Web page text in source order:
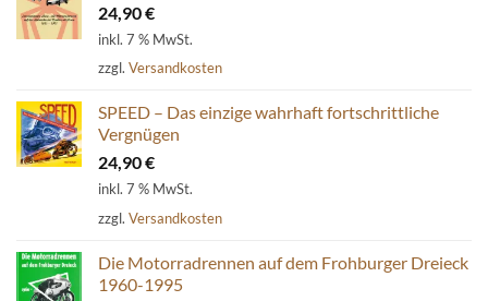
24,90€
inkl. 7 % MwSt.
zzgl. Versandkosten
SPEED – Das einzige wahrhaft fortschrittliche
Vergnügen
24,90€
inkl. 7 % MwSt.
zzgl. Versandkosten
Die Motorradrennen auf dem Frohburger Dreieck
1960-1995